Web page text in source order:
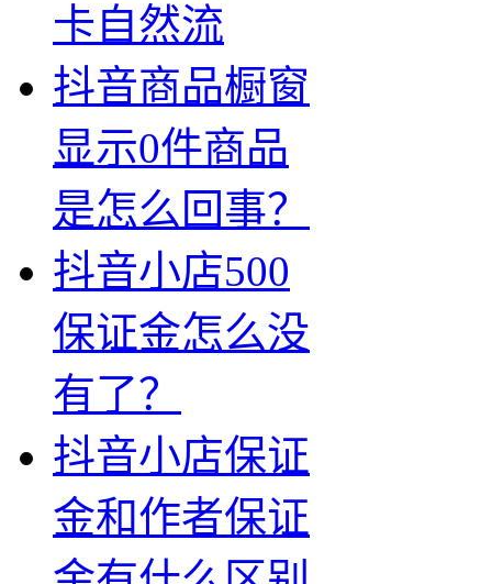
卡自然流
抖音商品橱窗
显示0件商品
是怎么回事？
抖音小店500
保证金怎么没
有了？
抖音小店保证
金和作者保证